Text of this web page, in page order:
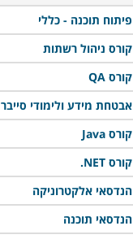
פיתוח תוכנה - כללי
קורס ניהול רשתות
קורס QA
אבטחת מידע ולימודי סייבר
קורס Java
קורס NET.
הנדסאי אלקטרוניקה
הנדסאי תוכנה